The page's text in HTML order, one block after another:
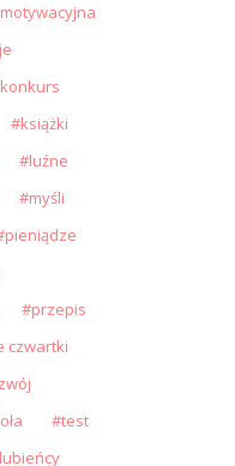
konkurs
książki
luźne
myśli
pieniądze
przepis
czwartki
test